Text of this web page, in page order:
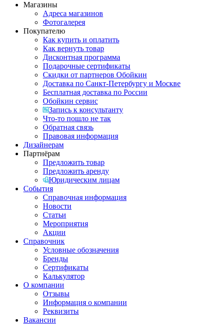
Магазины
Адреса магазинов
Фотогалерея
Покупателю
Как купить и оплатить
Как вернуть товар
Дисконтная программа
Подарочные сертификаты
Скидки от партнеров Обойкин
Доставка по Санкт-Петербургу и Москве
Бесплатная доставка по России
Обойкин сервис
Запись к консультанту
Что-то пошло не так
Обратная связь
Правовая информация
Дизайнерам
Партнёрам
Предложить товар
Предложить аренду
Юридическим лицам
События
Справочная информация
Новости
Статьи
Мероприятия
Акции
Справочник
Условные обозначения
Бренды
Сертификаты
Калькулятор
О компании
Отзывы
Информация о компании
Реквизиты
Вакансии